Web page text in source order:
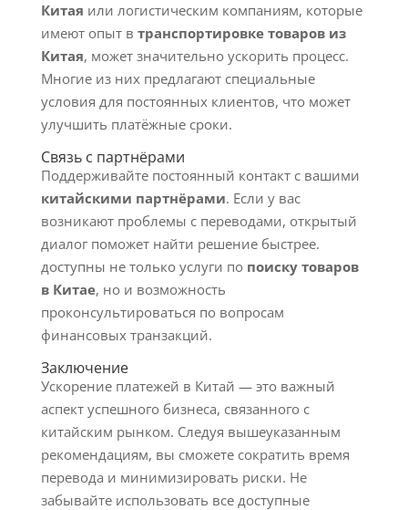
Китая или логистическим компаниям, которые
имеют опыт в транспортировке товаров из
Китая, может значительно ускорить процесс.
Многие из них предлагают специальные
условия для постоянных клиентов, что может
улучшить платёжные сроки.
Связь с партнёрами
Поддерживайте постоянный контакт с вашими
китайскими партнёрами. Если у вас
возникают проблемы с переводами, открытый
диалог поможет найти решение быстрее.
доступны не только услуги по поиску товаров
в Китае, но и возможность
проконсультироваться по вопросам
финансовых транзакций.
Заключение
Ускорение платежей в Китай — это важный
аспект успешного бизнеса, связанного с
китайским рынком. Следуя вышеуказанным
рекомендациям, вы сможете сократить время
перевода и минимизировать риски. Не
забывайте использовать все доступные